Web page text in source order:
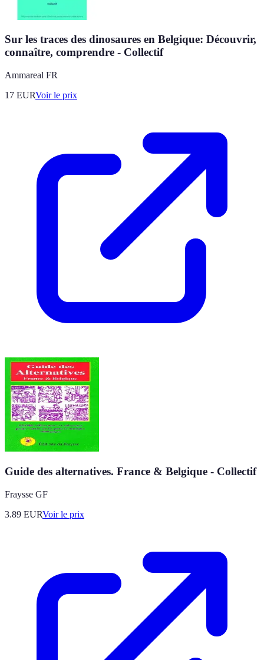
Sur les traces des dinosaures en Belgique: Découvrir,
connaître, comprendre - Collectif
Ammareal FR
17 EURVoir le prix
Guide des alternatives. France & Belgique - Collectif
Fraysse GF
3.89 EURVoir le prix